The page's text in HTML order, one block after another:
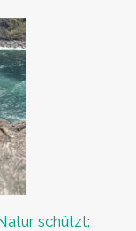
schützt: